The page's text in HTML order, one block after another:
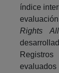
índice
Rights